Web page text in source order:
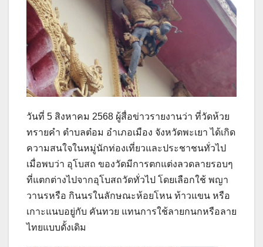
วันที่ 5 สิงหาคม 2568 ผู้สื่อข่าวรายงานว่า ที่วัดห้วย
ทรายคำ ตำบลต๋อม อำเภอเมือง จังหวัดพะเยา ได้เกิด
ความสนใจในหมู่นักท่องเที่ยวและประชาชนทั่วไป
เมื่อพบว่า อุโบสถ ของวัดมีการตกแต่งลวดลายรอบๆ
ที่แตกต่างไปจากอุโบสถวัดทั่วไป โดยเลือกใช้ พญา
วานรหรือ กินนรในลักษณะห้อยโหน ท้าวแขน หรือ
เกาะแนบอยู่กับ คันทวย แทนการใช้ลายกนกหรือลาย
ไทยแบบดั้งเดิม